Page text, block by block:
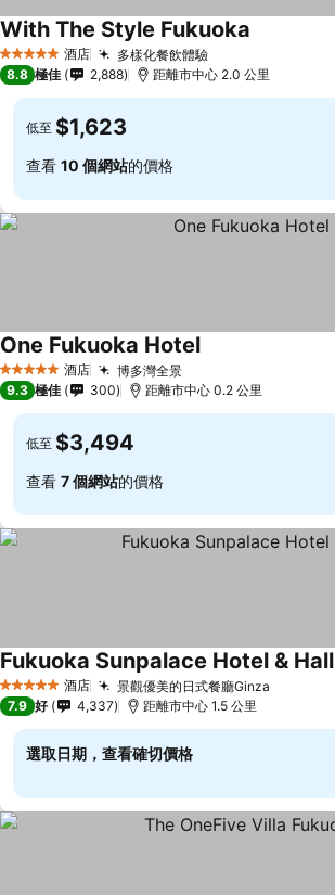
5 星級 酒店 多樣化餐飲體驗
With The Style Fukuoka
8.8 極佳 2,888 距離市中心 2.0 公里
低至 $1,623
查看 10 個網站的價格
5 星級 酒店 博多灣全景
One Fukuoka Hotel
9.3 極佳 300 距離市中心 0.2 公里
低至 $3,494
查看 7 個網站的價格
5 星級 酒店 景觀優美的日式餐廳Ginza
Fukuoka Sunpalace Hotel & Hall
7.9 好 4,337 距離市中心 1.5 公里
選取日期，查看確切價格